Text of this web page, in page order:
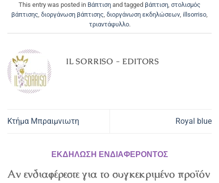
This entry was posted in Βάπτιση and tagged βάπτιση στολισμός
βάπτισης διοργάνωση βάπτισης διοργάνωση εκδηλώσεων illsorriso
τριαντάφυλλο.
IL SORRISO - EDITORS
Κτήμα Μπραιμνιωτη Royal blue
ΕΚΔΗΛΩΣΗ ΕΝΔΙΑΦΕΡΟΝΤΟΣ
Αν ενδιαφέρεστε για το συγκεκριμένο προϊόν